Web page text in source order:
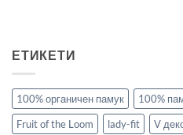
ЕТИКЕТИ
100% органичен памук 100%
Fruit of the Loom
lady-fit V